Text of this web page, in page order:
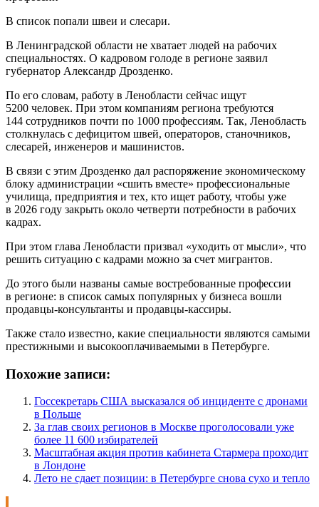
В список попали швеи и слесари.
В Ленинградской области не хватает людей на рабочих
специальностях. О кадровом голоде в регионе заявил
губернатор Александр Дрозденко.
По его словам, работу в Ленобласти сейчас ищут
5200 человек. При этом компаниям региона требуются
144 сотрудников почти по 1000 профессиям. Так, Ленобласть
столкнулась с дефицитом швей, операторов, станочников,
слесарей, инженеров и машинистов.
В связи с этим Дрозденко дал распоряжение экономическому
блоку администрации «сшить вместе» профессиональные
училища, предприятия и тех, кто ищет работу, чтобы уже
в 2026 году закрыть около четверти потребности в рабочих
кадрах.
При этом глава Ленобласти призвал «уходить от мысли», что
решить ситуацию с кадрами можно за счет мигрантов.
До этого были названы самые востребованные профессии
в регионе: в список самых популярных у бизнеса вошли
продавцы-консультанты и продавцы-кассиры.
Также стало известно, какие специальности являются самыми
престижными и высокооплачиваемыми в Петербурге.
Похожие записи:
Госсекретарь США высказался об инциденте с дронами
в Польше
За глав своих регионов в Москве проголосовали уже
более 11 600 избирателей
Масштабная акция против кабинета Стармера проходит
в Лондоне
Лето не сдает позиции: в Петербурге снова сухо и тепло